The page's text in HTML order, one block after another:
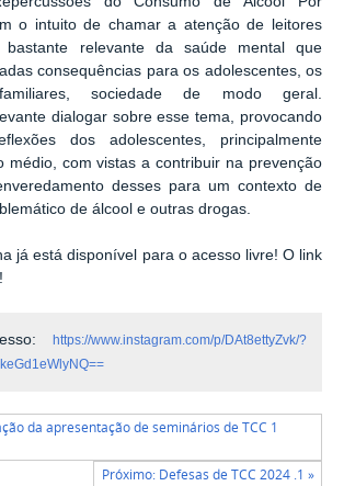
o intuito de chamar a atenção de leitores
relevante da saúde mental que
consequências para os adolescentes, os
sociedade de modo geral.
dialogar sobre esse tema, provocando
dos adolescentes, principalmente
médio, com vistas a contribuir na prevenção
desses para um contexto de
de álcool e outras drogas.
já está disponível para o acesso livre! O link
https://www.instagram.com/p/DAt8ettyZvk/?
da apresentação de seminários de TCC 1
Próximo: Defesas de TCC 2024 .1 »